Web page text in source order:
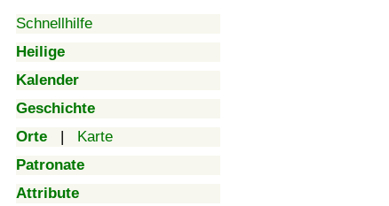
Schnellhilfe
Heilige
Kalender
Geschichte
Orte | Karte
Patronate
Attribute